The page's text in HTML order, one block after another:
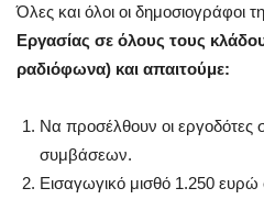
Όλες και όλοι οι δημοσιογράφοι
Εργασίας σε όλους τους
ραδιόφωνα) και απαιτούμε:
Να προσέλθουν οι εργοδότες
συμβάσεων.
Εισαγωγικό μισθό 1.250